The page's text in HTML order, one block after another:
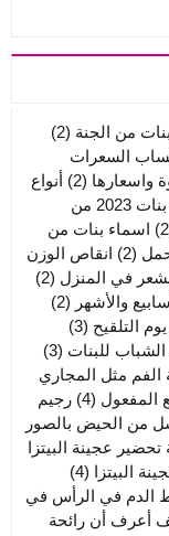
من الجنة (2)
السعرات
واسعارها (2)
أنواع
اسماء بنات 2023 من
اسماء بنات من
(2)
انقاص الوزن
في المنزل (2)
والأشهر (2)
التلقيح (3)
للبنات (3)
الفم مثل المجاري
المفعول (4)
رجيم
من الحيض بالصور
عجينة البيتزا
البيتزا (4)
الدم في الرأس في
أعرف أن رائحة